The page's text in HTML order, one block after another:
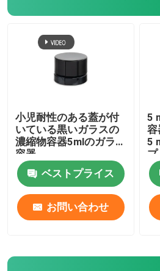
小児耐性のある蓋が付
いている黒いガラスの
濃縮物容器5mlのガラス
容器
ベストプライス
お問い合わせ
5
容
5
プ